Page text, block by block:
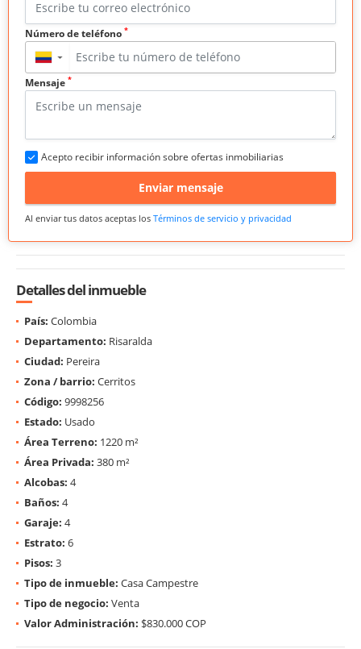
Número de teléfono *
▼
Mensaje *
Acepto recibir información sobre ofertas inmobiliarias
Enviar mensaje
Al enviar tus datos aceptas los Términos de servicio y privacidad
Detalles del inmueble
País: Colombia
Departamento: Risaralda
Ciudad: Pereira
Zona / barrio: Cerritos
Código: 9998256
Estado: Usado
Área Terreno: 1220 m²
Área Privada: 380 m²
Alcobas: 4
Baños: 4
Garaje: 4
Estrato: 6
Pisos: 3
Tipo de inmueble: Casa Campestre
Tipo de negocio: Venta
Valor Administración: $830.000 COP